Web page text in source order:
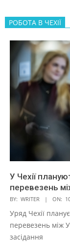
РОБОТА В ЧЕХІЇ
У Чехії
перевезень
BY: WRITER ON:
Уряд Чехії
перевезень між
засідання